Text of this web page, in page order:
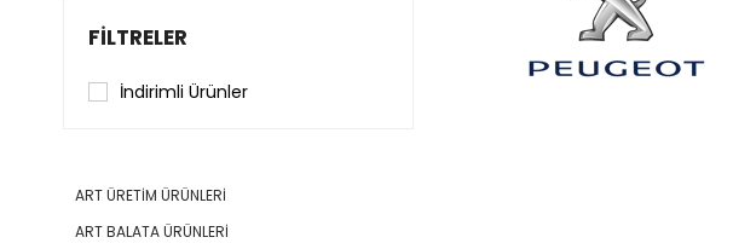
FILTRELER
İndirimli Ürünler
ART ÜRETİM ÜRÜNLERİ
ART BALATA ÜRÜNLERİ